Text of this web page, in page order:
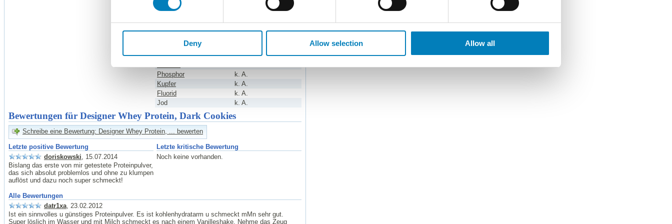
Deny Allow selection Allow all
Zink
Kalium
k. A.
Phosphor
k. A.
Kupfer
k. A.
Fluorid
k. A.
Jod
k. A.
Bewertungen für Designer Whey Protein, Dark Cookies
Schreibe eine Bewertung: Designer Whey Protein, ... bewerten
Letzte positive Bewertung
doriskowski, 15.07.2014
Bislang das erste von mir getestete Proteinpulver,
das sich absolut problemlos und ohne zu klumpen
auflöst und dazu noch super schmeckt!
Letzte kritische Bewertung
Noch keine vorhanden.
Alle Bewertungen
datr1xa, 23.02.2012
Ist ein sinnvolles u günstiges Proteinpulver. Es ist kohlenhydratarm u schmeckt mMn sehr gut.
Super löslich im Wasser und mit Milch schmeckt es nach einem Vanilleshake. Nehme das Zeug